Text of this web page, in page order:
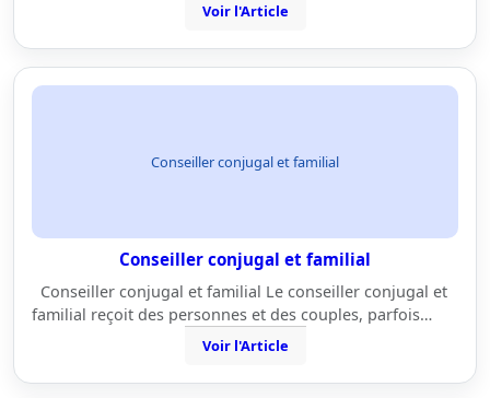
Voir l'Article
Conseiller conjugal et familial
Conseiller conjugal et familial
Conseiller conjugal et familial Le conseiller conjugal et
familial reçoit des personnes et des couples, parfois…
Voir l'Article